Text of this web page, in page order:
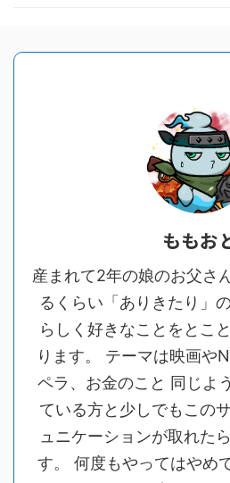
ももお
産まれて2年の娘のお父さ
るくらい「ありきたり」
らしく好きなことをとこ
ります。 テーマは映画や
ペラ、お金のこと 同じよ
ている方と少しでもこの
ュニケーションが取れた
す。 何度もやってはやめ